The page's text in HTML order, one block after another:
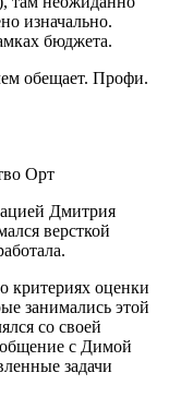
изначально.
бюджета.
обещает. Профи.
Орт
Дмитрия
версткой
критериях оценки
занимались этой
со своей
общение с Димой
задачи